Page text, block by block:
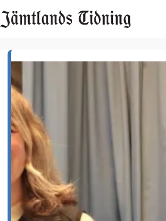
Etikett:
åsarna